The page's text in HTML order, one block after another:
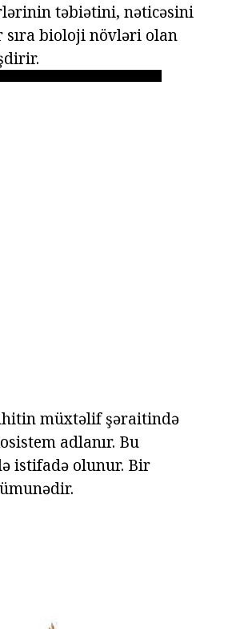
təbiətini, nəticəsini
sıra bioloji növləri olan
müxtəlif şəraitində
adlanır. Bu
istifadə olunur. Bir